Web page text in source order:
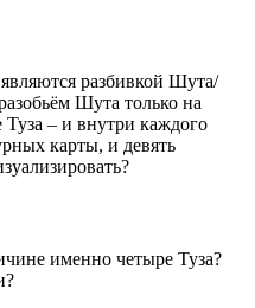
разбивкой Шута/
Шута только на
– и внутри каждого
карты, и девять
именно четыре Туза?